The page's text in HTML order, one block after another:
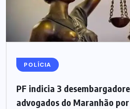
POLÍCIA
PF indicia 3
advogados do Maranhão